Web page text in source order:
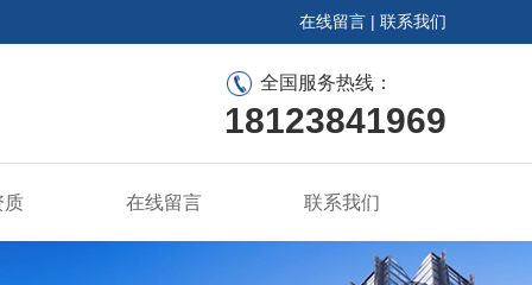
在线留言 | 联系我们
全国服务热线：
18123841969
质 在线留言 联系我们